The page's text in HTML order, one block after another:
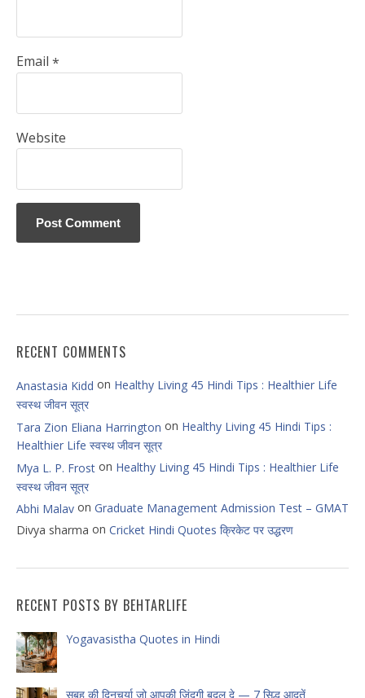
Email *
Website
RECENT COMMENTS
Anastasia Kidd on Healthy Living 45 Hindi Tips : Healthier Life
स्वस्थ जीवन सूत्र
Tara Zion Eliana Harrington on Healthy Living 45 Hindi Tips :
Healthier Life स्वस्थ जीवन सूत्र
Mya L. P. Frost on Healthy Living 45 Hindi Tips : Healthier Life
स्वस्थ जीवन सूत्र
Abhi Malav on Graduate Management Admission Test – GMAT
Divya sharma on Cricket Hindi Quotes क्रिकेट पर उद्धरण
RECENT POSTS BY BEHTARLIFE
Yogavasistha Quotes in Hindi
सुबह की दिनचर्या जो आपकी ज़िंदगी बदल दे — 7 सिद्ध आदतें